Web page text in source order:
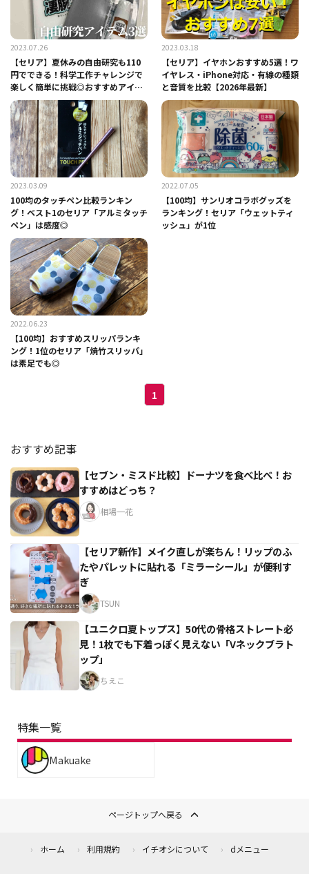
2023.07.26
【セリア】夏休みの自由研究も110
円でできる！科学工作チャレンジで
楽しく簡単に挑戦◎おすすめアイテ
ム3選
2023.03.18
【セリア】イヤホンおすすめ5選！ワ
イヤレス・iPhone対応・有線の種類
と音質を比較【2026年最新】
2023.03.09
100均のタッチペン比較ランキン
グ！ベスト1のセリア「アルミタッチ
ペン」は感度◎
2022.07.05
【100均】サンリオコラボグッズを
ランキング！セリア「ウェットティ
ッシュ」が1位
2022.06.23
【100均】おすすめスリッパランキ
ング！1位のセリア「焼竹スリッパ」
は素足でも◎
1
おすすめ記事
【セブン・ミスド比較】ドーナツを食べ比べ！お
すすめはどっち？
相場一花
【セリア新作】メイク直しが楽ちん！リップのふ
たやパレットに貼れる「ミラーシール」が便利す
ぎ
TSUN
【ユニクロ夏トップス】50代の骨格ストレート必
見！1枚でも下着っぽく見えない「Vネックブラト
ップ」
ちえこ
特集一覧
Makuake
ページトップへ戻る
ホーム 利用規約 イチオシについて dメニュー